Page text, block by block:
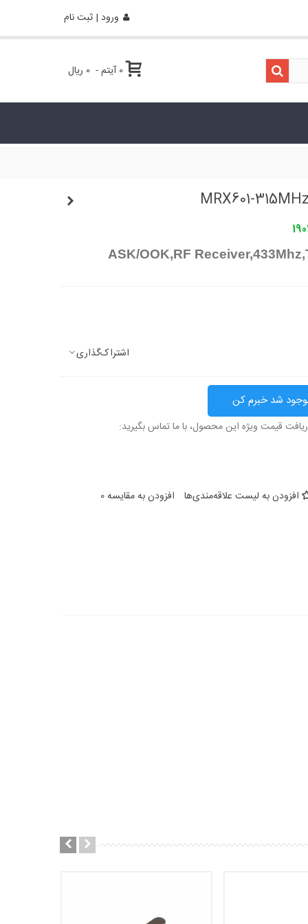
ورود | ثبت نام
0 آیتم- 0 ریال
ASK/OOK,RF
اشتراک‌گذاری
شد خبرم کن
قیمت ویژه این محصول، با ما تماس بگیرید:
افزودن به لیست علاقه‌مندی‌ها افزودن به مقایسه0